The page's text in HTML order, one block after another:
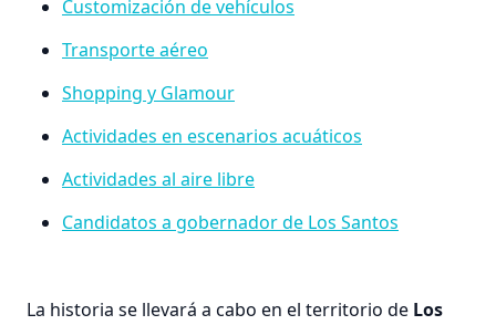
Customización de vehículos
Transporte aéreo
Shopping y Glamour
Actividades en escenarios acuáticos
Actividades al aire libre
Candidatos a gobernador de Los Santos
La historia se llevará a cabo en el territorio de Los